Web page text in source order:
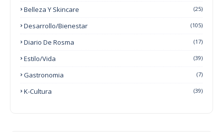
Belleza Y Skincare (25)
Desarrollo/Bienestar (105)
Diario De Rosma (17)
Estilo/Vida (39)
Gastronomia (7)
K-Cultura (39)